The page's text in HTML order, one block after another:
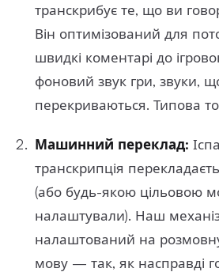
транскрибує те, що ви
Він оптимізований для
швидкі коментарі до
фоновий звук гри, звуки,
перекриваються. Типова
Машинний переклад:
транскрипція
(або будь-якою цільовою
налаштували). Наш
налаштований на
мову — так, як насправді